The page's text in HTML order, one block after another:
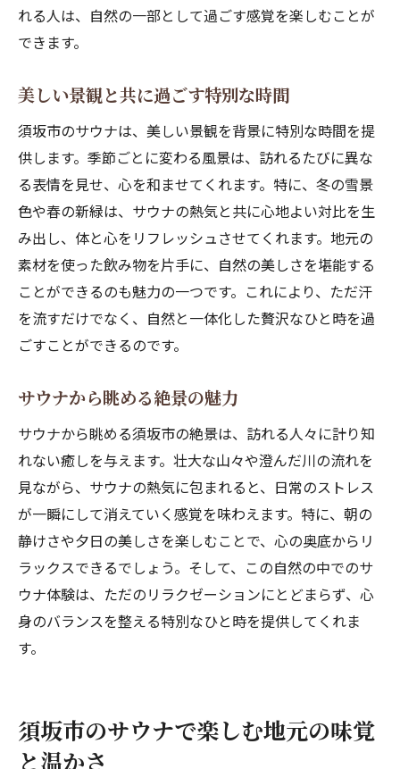
れる人は、自然の一部として過ごす感覚を楽しむことが
できます。
美しい景観と共に過ごす特別な時間
須坂市のサウナは、美しい景観を背景に特別な時間を提
供します。季節ごとに変わる風景は、訪れるたびに異な
る表情を見せ、心を和ませてくれます。特に、冬の雪景
色や春の新緑は、サウナの熱気と共に心地よい対比を生
み出し、体と心をリフレッシュさせてくれます。地元の
素材を使った飲み物を片手に、自然の美しさを堪能する
ことができるのも魅力の一つです。これにより、ただ汗
を流すだけでなく、自然と一体化した贅沢なひと時を過
ごすことができるのです。
サウナから眺める絶景の魅力
サウナから眺める須坂市の絶景は、訪れる人々に計り知
れない癒しを与えます。壮大な山々や澄んだ川の流れを
見ながら、サウナの熱気に包まれると、日常のストレス
が一瞬にして消えていく感覚を味わえます。特に、朝の
静けさや夕日の美しさを楽しむことで、心の奥底からリ
ラックスできるでしょう。そして、この自然の中でのサ
ウナ体験は、ただのリラクゼーションにとどまらず、心
身のバランスを整える特別なひと時を提供してくれま
す。
須坂市のサウナで楽しむ地元の味覚
と温かさ